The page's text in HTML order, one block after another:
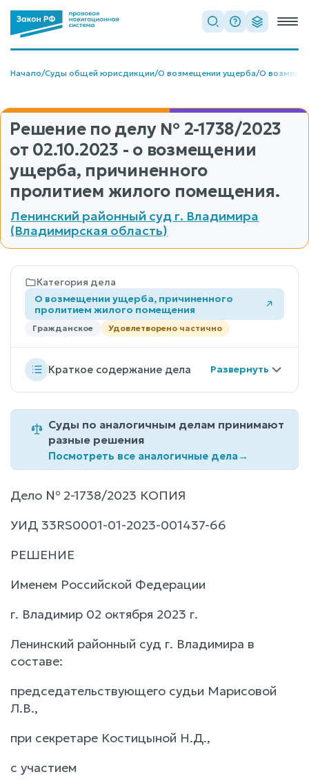
Начало/Суды общей юрисдикции/О возмещении ущерба/О
Решение по делу № 2-1738/2023
от 02.10.2023 - о возмещении
ущерба, причиненного
пролитием жилого помещения.
Ленинский районный суд г. Владимира
(Владимирская область)
Категория дела
О возмещении ущерба, причиненного
пролитием жилого помещения
Гражданское Удовлетворено частично
Краткое содержание дела
Суды по аналогичным делам принимают
разные решения
Посмотреть все аналогичные дела→
Дело № 2-1738/2023 КОПИЯ
УИД 33RS0001-01-2023-001437-66
РЕШЕНИЕ
Именем Российской Федерации
г. Владимир 02 октября 2023 г.
Ленинский районный суд г. Владимира в
составе:
председательствующего судьи Марисовой
Л.В.,
при секретаре Костицыной Н.Д.,
с участием